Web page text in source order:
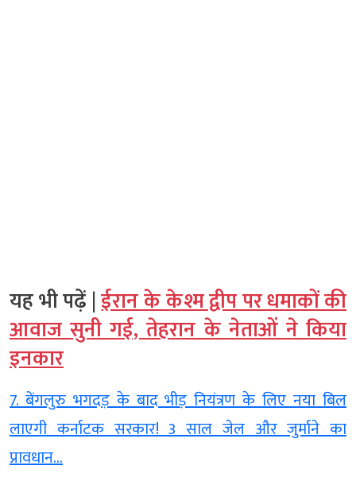
यह भी पढ़ें |ईरान के केश्म द्वीप पर धमाकों की
आवाज सुनी गई, तेहरान के नेताओं ने किया
इनकार
7. बेंगलुरु भगदड़ के बाद भीड़ नियंत्रण के लिए नया बिल
लाएगी कर्नाटक सरकार! 3 साल जेल और जुर्माने का
प्रावधान…